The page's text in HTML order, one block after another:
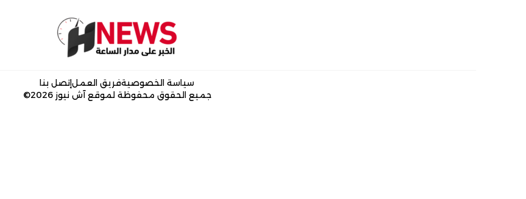
سياسة الخصوصيةفريق العملإتصل بنا
جميع الحقوق محفوظة لموقع آش نيوز 2026©